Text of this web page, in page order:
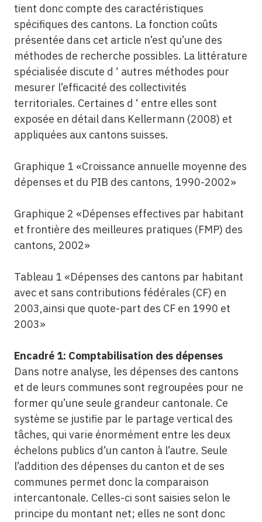
tient donc compte des caractéristiques
spécifiques des cantons. La fonction coûts
présentée dans cet article n’est qu’une des
méthodes de recherche possibles. La littérature
spécialisée discute d ‘ autres méthodes pour
mesurer l’efficacité des collectivités
territoriales. Certaines d ‘ entre elles sont
exposée en détail dans Kellermann (2008) et
appliquées aux cantons suisses.
Graphique 1 «Croissance annuelle moyenne des
dépenses et du PIB des cantons, 1990-2002»
Graphique 2 «Dépenses effectives par habitant
et frontière des meilleures pratiques (FMP) des
cantons, 2002»
Tableau 1 «Dépenses des cantons par habitant
avec et sans contributions fédérales (CF) en
2003,ainsi que quote-part des CF en 1990 et
2003»
Encadré 1: Comptabilisation des dépenses
Dans notre analyse, les dépenses des cantons
et de leurs communes sont regroupées pour ne
former qu’une seule grandeur cantonale. Ce
système se justifie par le partage vertical des
tâches, qui varie énormément entre les deux
échelons publics d’un canton à l’autre. Seule
l’addition des dépenses du canton et de ses
communes permet donc la comparaison
intercantonale. Celles-ci sont saisies selon le
principe du montant net; elles ne sont donc